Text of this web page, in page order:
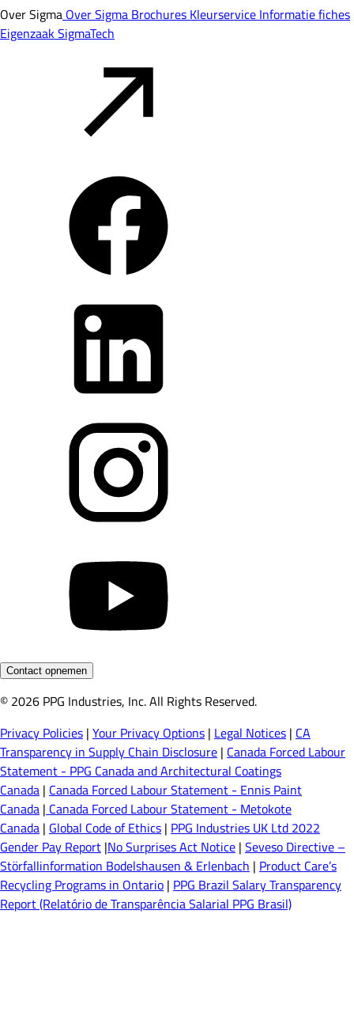
Over Sigma Over Sigma Brochures Kleurservice Informatie fiches
EigenzaakSigmaTech
Contact opnemen
© 2026 PPG Industries, Inc. All Rights Reserved.
Privacy Policies | Your Privacy Options | Legal Notices | CA
Transparency in Supply Chain Disclosure | Canada Forced Labour
Statement - PPG Canada and Architectural Coatings
Canada | Canada Forced Labour Statement - Ennis Paint
Canada | Canada Forced Labour Statement - Metokote
Canada | Global Code of Ethics | PPG Industries UK Ltd 2022
Gender Pay Report |No Surprises Act Notice | Seveso Directive –
Störfallinformation Bodelshausen & Erlenbach | Product Care’s
Recycling Programs in Ontario | PPG Brazil Salary Transparency
Report (Relatório de Transparência Salarial PPG Brasil)